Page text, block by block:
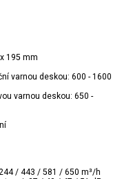
195 mm
varnou deskou: 600 - 1600
varnou deskou: 650 -
/ 443 / 581 / 650 m³/h